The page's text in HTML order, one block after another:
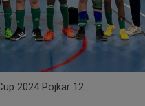
2024 Pojkar 12